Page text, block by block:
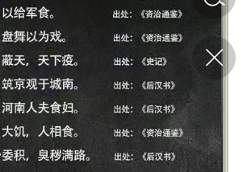
如何购买【理肺清瘟膏】
【养正护络膏】？
小海（HAi） 2